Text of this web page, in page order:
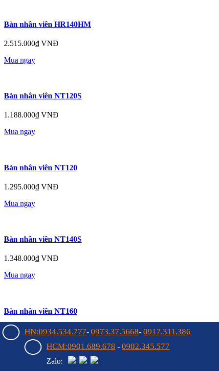
Bàn nhân viên HR140HM
2.515.000₫ VNĐ
Mua ngay
Bàn nhân viên NT120S
1.188.000₫ VNĐ
Mua ngay
Bàn nhân viên NT120
1.295.000₫ VNĐ
Mua ngay
Bàn nhân viên NT140S
1.348.000₫ VNĐ
Mua ngay
Bàn nhân viên NT160
1.552.000₫ VNĐ
Mua ngay
HN:0934.534.777- 0973.37.5668- 0917.311.386
HCM:0901.689.678 - 0902.345.577
Zalo: